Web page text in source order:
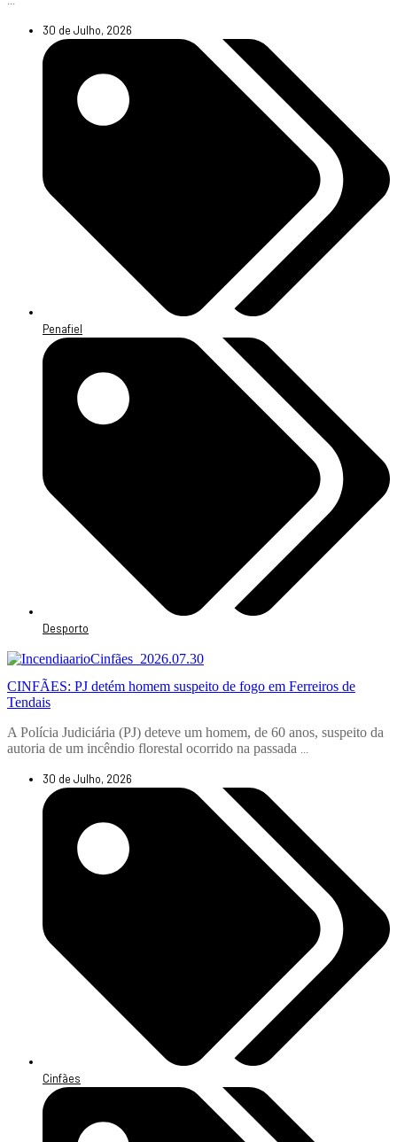
30 de Julho, 2026
Penafiel
Desporto
CINFÃES: PJ detém homem suspeito de fogo em Ferreiros de
Tendais
A Polícia Judiciária (PJ) deteve um homem, de 60 anos, suspeito da
autoria de um incêndio florestal ocorrido na passada ...
30 de Julho, 2026
Cinfães